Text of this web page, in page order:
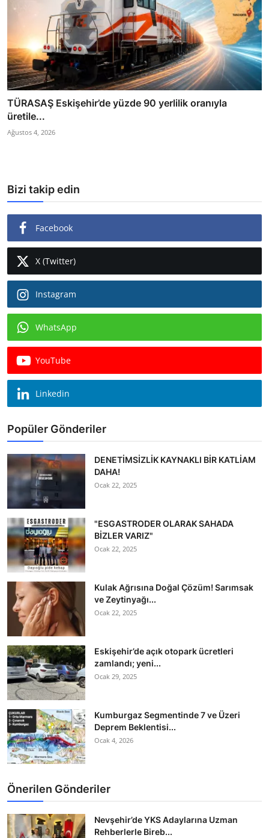
TÜRASAŞ Eskişehir’de yüzde 90 yerlilik oranıyla
üretile...
Ağustos 4, 2026
Bizi takip edin
Facebook
X (Twitter)
Instagram
WhatsApp
YouTube
Linkedin
Popüler Gönderiler
DENETİMSİZLİK KAYNAKLI BİR KATLİAM
DAHA!
Ocak 22, 2025
"ESGASTRODER OLARAK SAHADA
BİZLER VARIZ"
Ocak 22, 2025
Kulak Ağrısına Doğal Çözüm! Sarımsak
ve Zeytinyağı...
Ocak 22, 2025
Eskişehir’de açık otopark ücretleri
zamlandı; yeni...
Ocak 29, 2025
Kumburgaz Segmentinde 7 ve Üzeri
Deprem Beklentisi...
Ocak 4, 2026
Önerilen Gönderiler
Nevşehir’de YKS Adaylarına Uzman
Rehberlerle Bireb...